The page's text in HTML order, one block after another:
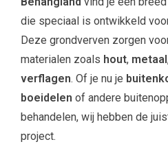
die speciaal is ontwikkeld
Deze grondverven zorgen
materialen zoals hout, metaal
verflagen. Of je nu je
boeidelen of andere
behandelen, wij hebben de
project.